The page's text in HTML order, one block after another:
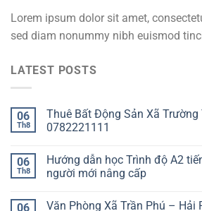
Lorem ipsum dolor sit amet,
sed diam nonummy nibh euismod
LATEST POSTS
06
Th8
Thuê Bất Động Sản Xã
0782221111
06
Th8
Hướng dẫn học Trình độ A2
người mới nâng cấp
06 Văn Phòng Xã Trần Phú – Hải